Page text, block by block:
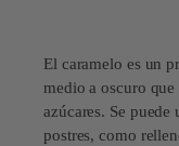
El caramelo es un
medio a oscuro
azúcares. Se
postres, como